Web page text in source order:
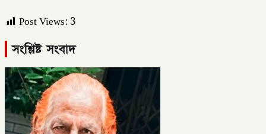
Post Views: 3
সংশ্লিষ্ট সংবাদ